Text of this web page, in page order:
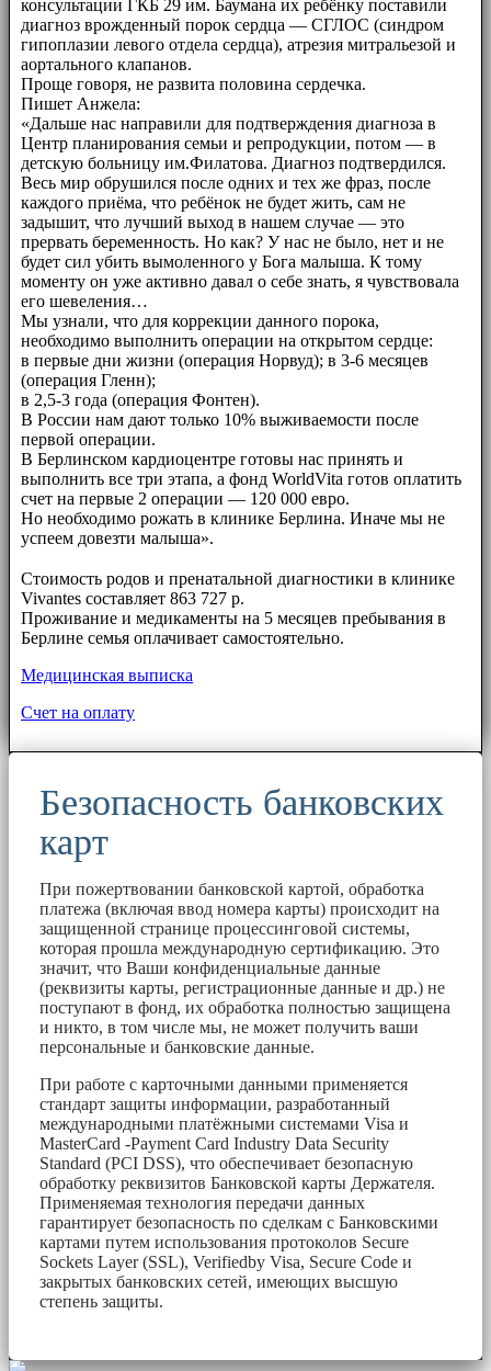
консультации ГКБ 29 им. Баумана их ребёнку поставили
диагноз врожденный порок сердца — СГЛОС (синдром
гипоплазии левого отдела сердца), атрезия митральезой и
аортального клапанов.
Проще говоря, не развита половина сердечка.
Пишет Анжела:
«Дальше нас направили для подтверждения диагноза в
Центр планирования семьи и репродукции, потом — в
детскую больницу им.Филатова. Диагноз подтвердился.
Весь мир обрушился после одних и тех же фраз, после
каждого приёма, что ребёнок не будет жить, сам не
задышит, что лучший выход в нашем случае — это
прервать беременность. Но как? У нас не было, нет и не
будет сил убить вымоленного у Бога малыша. К тому
моменту он уже активно давал о себе знать, я чувствовала
его шевеления…
Мы узнали, что для коррекции данного порока,
необходимо выполнить операции на открытом сердце:
в первые дни жизни (операция Норвуд); в 3-6 месяцев
(операция Гленн);
в 2,5-3 года (операция Фонтен).
В России нам дают только 10% выживаемости после
первой операции.
В Берлинском кардиоцентре готовы нас принять и
выполнить все три этапа, а фонд WorldVita готов оплатить
счет на первые 2 операции — 120 000 евро.
Но необходимо рожать в клинике Берлина. Иначе мы не
успеем довезти малыша».
Стоимость родов и пренатальной диагностики в клинике
Vivantes составляет 863 727 р.
Проживание и медикаменты на 5 месяцев пребывания в
Берлине семья оплачивает самостоятельно.
Медицинская выписка
Счет на оплату
Безопасность банковских
карт
При пожертвовании банковской картой, обработка
платежа (включая ввод номера карты) происходит на
защищенной странице процессинговой системы,
которая прошла международную сертификацию. Это
значит, что Ваши конфиденциальные данные
(реквизиты карты, регистрационные данные и др.) не
поступают в фонд, их обработка полностью защищена
и никто, в том числе мы, не может получить ваши
персональные и банковские данные.
При работе с карточными данными применяется
стандарт защиты информации, разработанный
международными платёжными системами Visa и
MasterCard -Payment Card Industry Data Security
Standard (PCI DSS), что обеспечивает безопасную
обработку реквизитов Банковской карты Держателя.
Применяемая технология передачи данных
гарантирует безопасность по сделкам с Банковскими
картами путем использования протоколов Secure
Sockets Layer (SSL), Verifiedby Visa, Secure Code и
закрытых банковских сетей, имеющих высшую
степень защиты.